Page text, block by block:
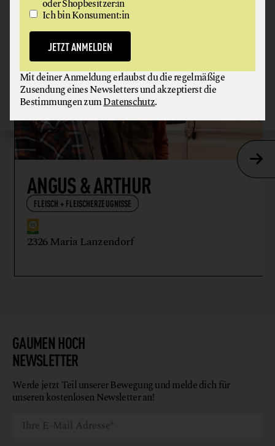
ANGUS & ARTHUR
FLEISCH + FLEISCHERZEUGNISSE
2326 Maria Lanzendorf
GAUMEN HOCH
NEWSLETTER
Werde jetzt Teil unserer Bewegung und melde dich für
unseren kostenlosen Newsletter an!
oder Shopbesitzer:in
Ich bin Konsument:in
JETZT ANMELDEN
Mit deiner Anmeldung erlaubst du die regelmäßige
Zusendung eines Newsletters und akzeptierst die
Bestimmungen zumDatenschutz.